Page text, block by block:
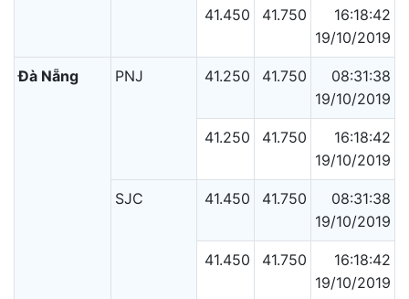
41.450 41.750
16:18:42
19/10/2019
Đà Nẵng PNJ 41.250 41.750
08:31:38
19/10/2019
41.250 41.750
16:18:42
19/10/2019
SJC 41.450 41.750
08:31:38
19/10/2019
41.450 41.750
16:18:42
19/10/2019